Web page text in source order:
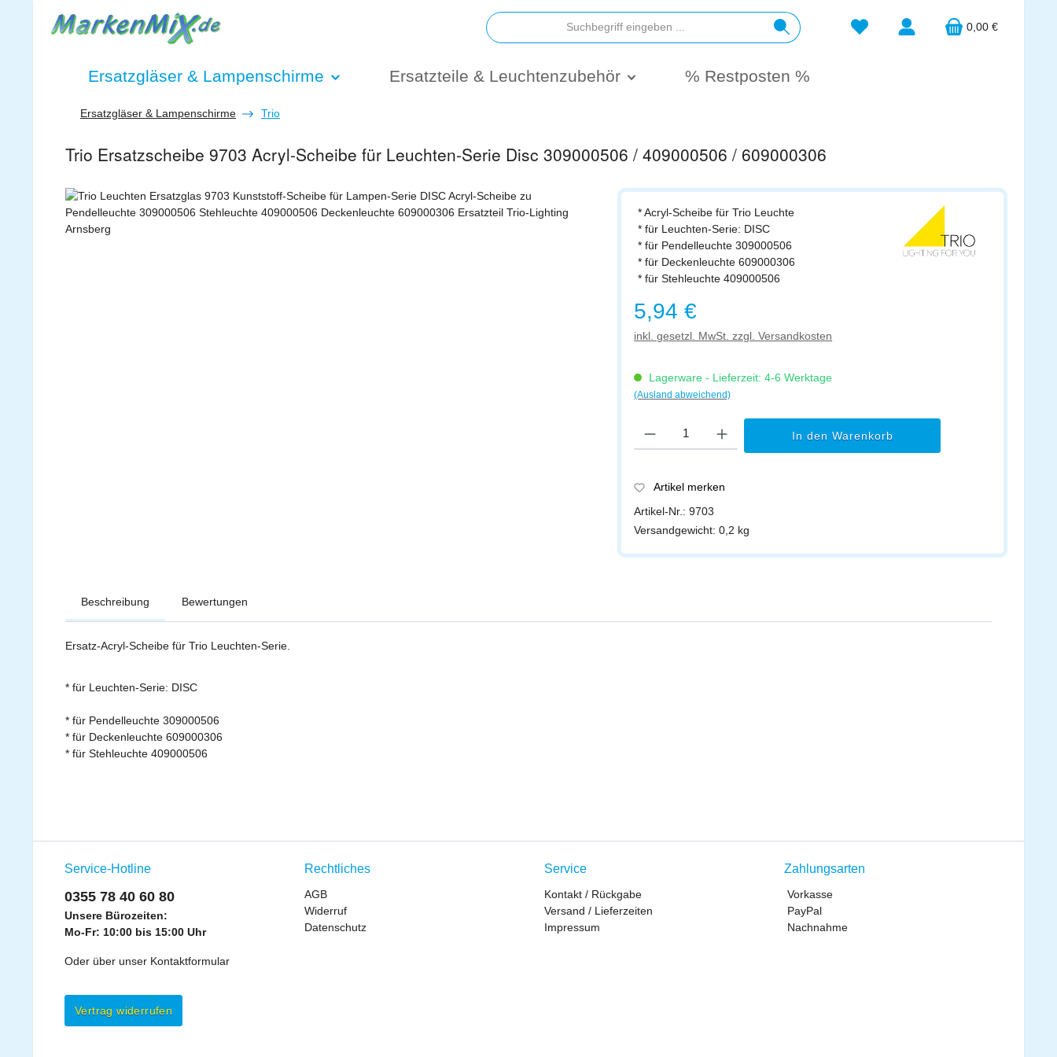
Hauptinhalt springen
Zur Suche springen
Zur Hauptnavigation springen
Du hast 0 Produkte auf dem
0,00 €
Ersatzgläser & Lampenschirme Ersatzteile & Leuchtenzubehör % Restposten %
Ersatzgläser & Lampenschirme Trio
Trio Ersatzscheibe 9703 Acryl-Scheibe für Leuchten-Serie Disc 309000506 / 409000506 / 609000306
Bildergalerie überspringen
* Acryl-Scheibe für Trio Leuchte
* für Leuchten-Serie: DISC
* für Pendelleuchte 309000506
* für Deckenleuchte 609000306
* für Stehleuchte 409000506
Regulärer Preis:
5,94 €
inkl. gesetzl. MwSt. zzgl. Versandkosten
Lagerware - Lieferzeit: 4-6 Werktage
(Ausland abweichend)
In den Warenkorb
Artikel merken
Artikel-Nr.:9703
Versandgewicht:0,2 kg
Beschreibung Bewertungen
Ersatz-Acryl-Scheibe für Trio Leuchten-Serie.
* für Leuchten-Serie: DISC
* für Pendelleuchte 309000506
* für Deckenleuchte 609000306
* für Stehleuchte 409000506
Service-Hotline
0355 78 40 60 80
Unsere Bürozeiten:
Mo-Fr: 10:00 bis 15:00 Uhr
Oder über unser Kontaktformular
Vertrag widerrufen
Rechtliches
AGB
Widerruf
Datenschutz
Service
Kontakt / Rückgabe
Versand / Lieferzeiten
Impressum
Zahlungsarten
Vorkasse
PayPal
Nachnahme